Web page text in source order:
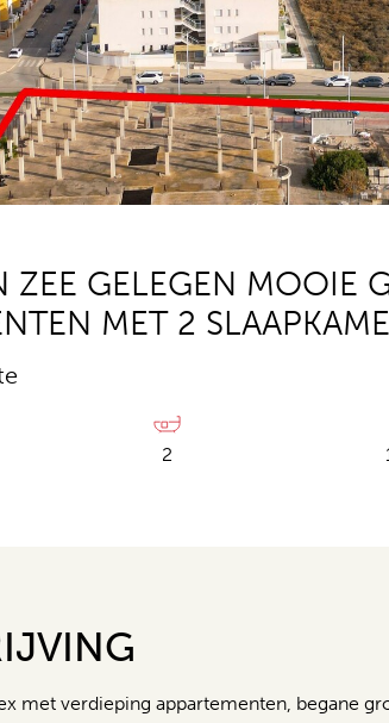
ZEE GELEGEN MOOIE
MET 2
2
met verdieping appartementen, begane